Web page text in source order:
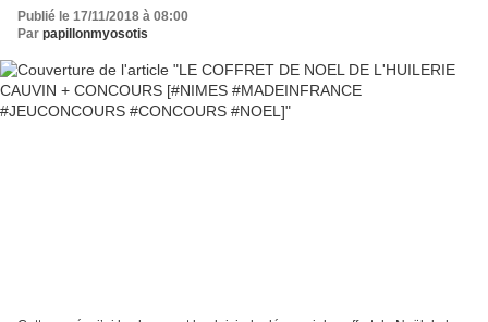
Publié le 17/11/2018 à 08:00
Par papillonmyosotis